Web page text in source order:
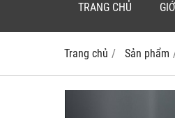
TRANG CHỦ
Trang chủ Sản phẩm